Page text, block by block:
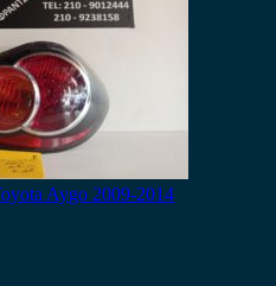
Aygo 2009-2014